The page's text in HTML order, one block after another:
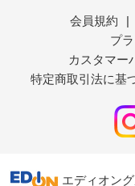
会員規約 |
プ
カスタマー
特定商取引法に基
エディオン